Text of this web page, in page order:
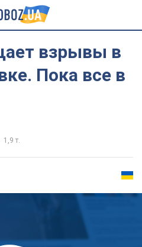
взрывы в
Пока все в
1,9 т.